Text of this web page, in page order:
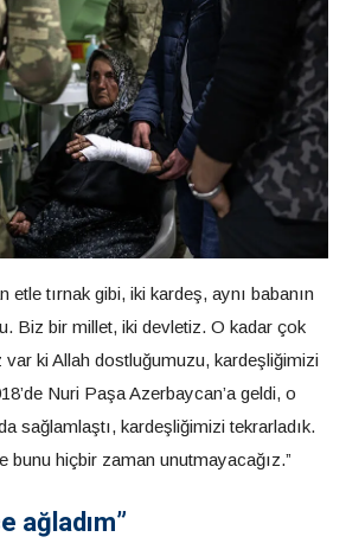
etle tırnak gibi, iki kardeş, aynı babanın
Biz bir millet, iki devletiz. O kadar çok
ki Allah dostluğumuzu, kardeşliğimizi
Nuri Paşa Azerbaycan’a geldi, o
sağlamlaştı, kardeşliğimizi tekrarladık.
bunu hiçbir zaman unutmayacağız.”
ağladım”